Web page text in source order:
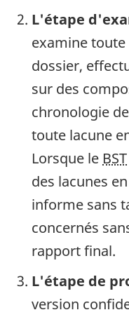
L'étape
examine
dossier,
sur des
chronologie
toute lacune
Lorsque le BST
des lacunes
informe sans
concernés
rapport final.
L'étape de
version